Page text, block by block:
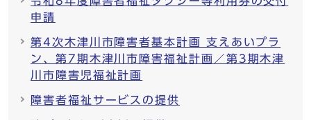
申請
第4次木津川市障害者基本計画 支えあいプラ
ン、第7期木津川市障害福祉計画／第3期木津
川市障害児福祉計画
障害者福祉サービスの提供